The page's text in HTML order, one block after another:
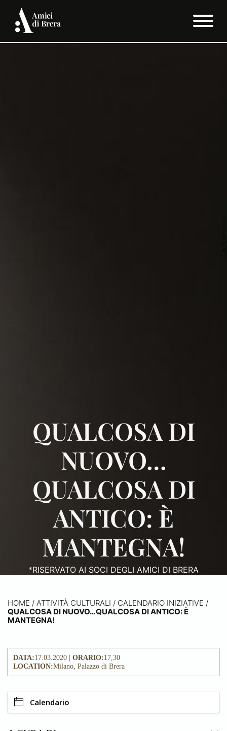
QUALCOSA DI
NUOVO…
QUALCOSA DI
ANTICO: È
MANTEGNA!
*RISERVATO AI SOCI DEGLI AMICI DI BRERA
HOME / ATTIVITÀ CULTURALI / CALENDARIO INIZIATIVE /
QUALCOSA DI NUOVO…QUALCOSA DI ANTICO: È
MANTEGNA!
DATA:17.03.2020 | ORARIO:17,30
LOCATION:Milano, Palazzo di Brera
Calendario